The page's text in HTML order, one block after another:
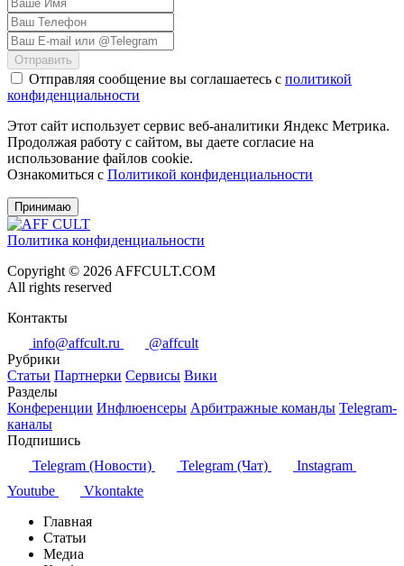
Отправить
Отправляя сообщение вы соглашаетесь с политикой
конфиденциальности
Этот сайт использует сервис веб-аналитики Яндекс Метрика.
Продолжая работу с сайтом, вы даете согласие на
использование файлов cookie.
Ознакомиться с Политикой конфиденциальности
Принимаю
Политика конфиденциальности
Copyright © 2026 AFFCULT.COM
All rights reserved
Контакты
info@affcult.ru
@affcult
Рубрики
Статьи Партнерки Сервисы Вики
Разделы
Конференции Инфлюенсеры Арбитражные команды Telegram-
каналы
Подпишись
Telegram (Новости)
Telegram (Чат)
Instagram
Youtube
Vkontakte
Главная
Статьи
Медиа